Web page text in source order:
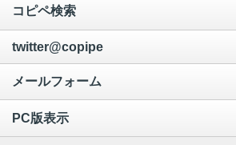
コピペ検索
twitter@copipe
メールフォーム
PC版表示